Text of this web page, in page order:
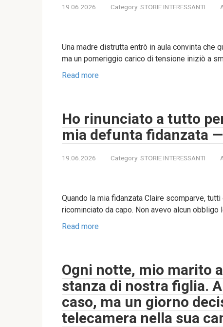
19.06.2026 Category: STORIE INTERESSANTI
Una madre distrutta entrò in aula convinta che
ma un pomeriggio carico di tensione iniziò a
Read more
Ho rinunciato a tutto
mia defunta fidanzata
19.06.2026 Category: STORIE INTERESSANTI
Quando la mia fidanzata Claire scomparve,
ricominciato da capo. Non avevo alcun
Read more
Ogni notte, mio marito
stanza di nostra figlia.
caso, ma un giorno
telecamera nella sua